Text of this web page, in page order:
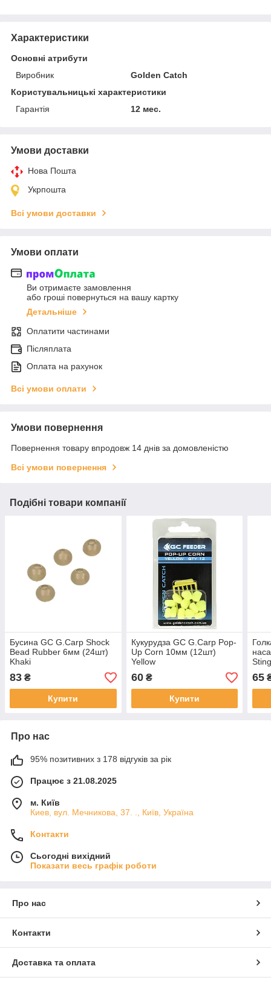
Характеристики
Основні атрибути
Виробник
Golden Catch
Користувальницькі характеристики
Гарантія
12 мес.
Умови доставки
Нова Пошта
Укрпошта
Всі умови доставки
Умови оплати
Ви отримаєте замовлення
або гроші повернуться на вашу картку
Детальніше
Оплатити частинами
Післяплата
Оплата на рахунок
Всі умови оплати
Умови повернення
Повернення товару впродовж 14 днів за домовленістю
Всі умови повернення
Подібні товари компанії
Бусина GC G.Carp Shock
Bead Rubber 6мм (24шт)
Khaki
83 ₴
Купити
Кукурудза GC G.Carp Pop-
Up Corn 10мм (12шт)
Yellow
60₴
Купити
65
Про нас
95% позитивних з 178 відгуків за рік
Працює з 21.08.2025
м. Київ
Киев, вул. Мечникова, 37. ., Київ, Україна
Контакти
Сьогодні вихідний
Показати весь графік роботи
Про нас
Контакти
Доставка та оплата